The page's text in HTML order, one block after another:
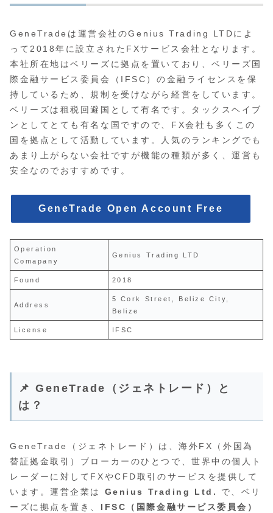
GeneTradeは運営会社のGenius Trading LTDによ
って2018年に設立されたFXサービス会社となります。
本社所在地はベリーズに拠点を置いており、ベリーズ国
際金融サービス委員会（IFSC）の金融ライセンスを保
持しているため、規制を受けながら経営をしています。
ベリーズは租税回避国として有名です。タックスヘイブ
ンとしてとても有名な国ですので、FX会社も多くこの
国を拠点として活動しています。人気のランキングでも
あまり上がらない会社ですが機能の種類が多く、運営も
安全なのでおすすめです。
GeneTrade Open Account Free
Operation
Comapany
Genius Trading LTD
Found 2018
Address
5 Cork Street, Belize City,
Belize
License IFSC
📌 GeneTrade（ジェネトレード）と
は？
GeneTrade（ジェネトレード）は、海外FX（外国為
替証拠金取引）ブローカーのひとつで、世界中の個人ト
レーダーに対してFXやCFD取引のサービスを提供して
います。運営企業は Genius Trading Ltd.
で、ベリ
ーズに拠点を置き、 IFSC（国際金融サービス委員会）